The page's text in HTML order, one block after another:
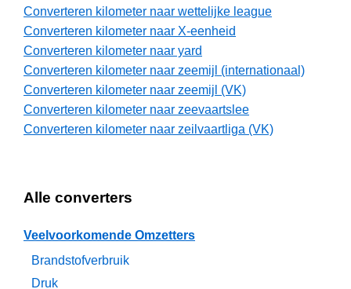
Converteren kilometer naar wettelijke league
Converteren kilometer naar X-eenheid
Converteren kilometer naar yard
Converteren kilometer naar zeemijl (internationaal)
Converteren kilometer naar zeemijl (VK)
Converteren kilometer naar zeevaartslee
Converteren kilometer naar zeilvaartliga (VK)
Alle converters
Veelvoorkomende Omzetters
Brandstofverbruik
Druk